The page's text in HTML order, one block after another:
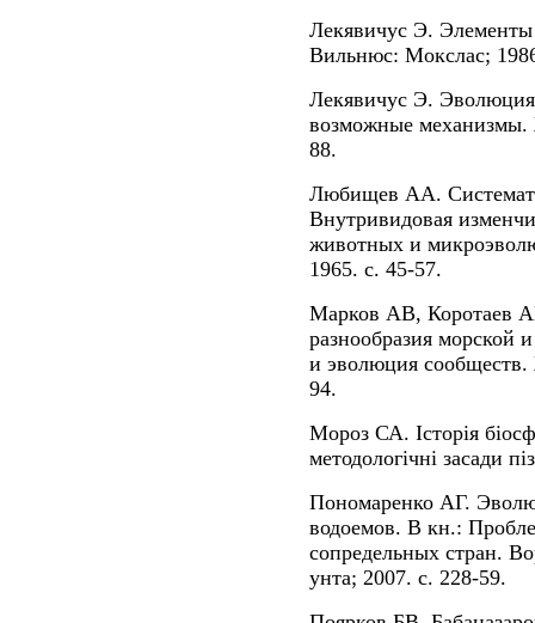
Лекявичус Э.
Вильнюс: Мокслас;
Лекявичус Э.
возможные
88.
Любищев АА.
Внутривидовая
животных и
1965. с. 45-57.
Марков АВ, Коротаев
разнообразия морской
и эволюция
94.
Мороз СА. Історія
методологічні засади
Пономаренко АГ.
водоемов. В кн.:
сопредельных стран.
унта; 2007. с. 228-59.